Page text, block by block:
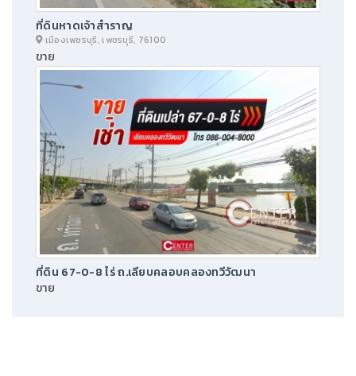
ที่ดินหาดเจ้าสำราญ
เมืองเพชรบุรี, เพชรบุรี, 76100
ขาย
ที่ดิน 67-0-8 ไร่ ถ.เลียบคลอบคลองทวีวัฒนา
ขาย